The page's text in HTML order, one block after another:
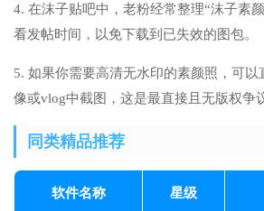
4. 在沫子贴吧中，老粉经常整理“沫子素
看发帖时间，以免下载到已失效的图包。
5. 如果你需要高清无水印的素颜照，可
像或vlog中截图，这是最直接且无版权争
同类精品推荐
软件名称 星级